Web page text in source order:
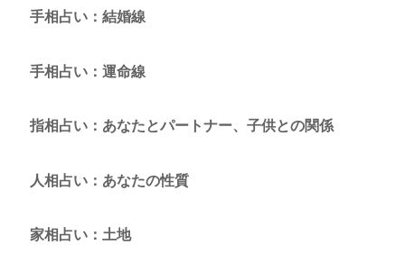
手相占い：結婚線
手相占い：運命線
指相占い：あなたとパートナー、子供との関係
人相占い：あなたの性質
家相占い：土地